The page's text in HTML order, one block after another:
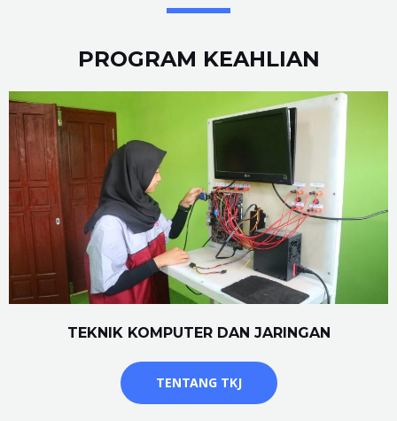
PROGRAM KEAHLIAN
TEKNIK KOMPUTER DAN JARINGAN
TENTANG TKJ